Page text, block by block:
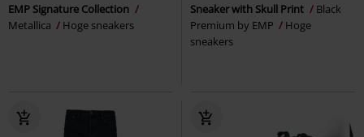
EMP Signature Collection
Metallica
Hoge sneakers
Sneaker with Skull Print
Black
Premium by EMP
Hoge
sneakers